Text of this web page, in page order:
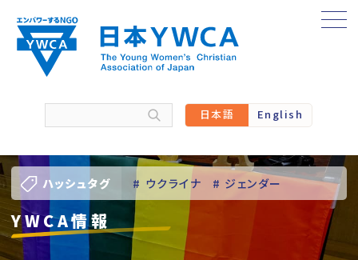
content
日本語 English
ハッシュタグ # ウクライナ # ジェンダー
# バーチャル訪問
# 人権 # 国際協力
YWCA情報